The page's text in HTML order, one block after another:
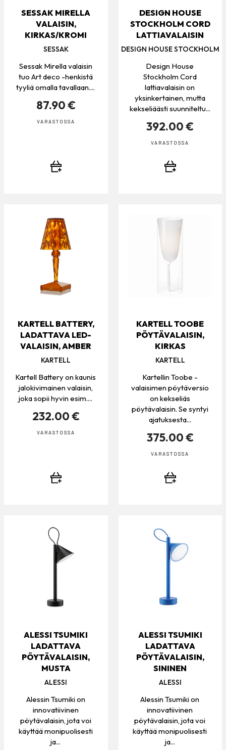
SESSAK MIRELLA
VALAISIN,
KIRKAS/KROMI
SESSAK
Sessak Mirella valaisin
tuo Art deco -henkistä
tyyliä omalla tavallaan....
87.90 €
VARASTOSSA
DESIGN HOUSE
STOCKHOLM CORD
LATTIAVALAISIN
DESIGN HOUSE STOCKHOLM
Design House
Stockholm Cord
lattiavalaisin on
yksinkertainen, mutta
kekseliäästi suunniteltu...
392.00 €
VARASTOSSA
KARTELL BATTERY,
LADATTAVA LED-
VALAISIN, AMBER
KARTELL
Kartell Battery on kaunis
jalokivimainen valaisin,
joka sopii hyvin esim....
232.00 €
VARASTOSSA
KARTELL TOOBE
PÖYTÄVALAISIN,
KIRKAS
KARTELL
Kartellin Toobe -
valaisimen pöytäversio
on kekseliäs
pöytävalaisin. Se syntyi
ajatuksesta...
375.00 €
VARASTOSSA
ALESSI TSUMIKI
LADATTAVA
PÖYTÄVALAISIN,
MUSTA
ALESSI
Alessin Tsumiki on
innovatiivinen
pöytävalaisin, jota voi
käyttää monipuolisesti
ja...
ALESSI TSUMIKI
LADATTAVA
PÖYTÄVALAISIN,
SININEN
ALESSI
Alessin Tsumiki on
innovatiivinen
pöytävalaisin, jota voi
käyttää monipuolisesti
ja...